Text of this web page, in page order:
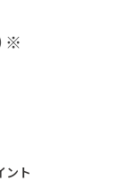
※
ント